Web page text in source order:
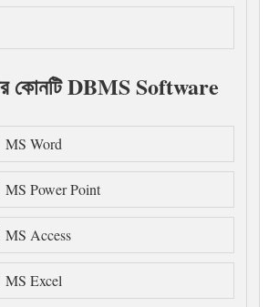
কোনটি DBMS Software
MS Word
MS Power Point
MS Access
MS Excel